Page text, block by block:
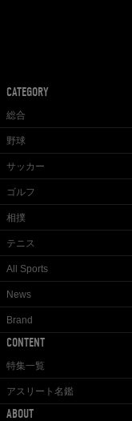
CATEGORY
総合
野球
サッカー
ゴルフ
相撲
テニス
All Sports
News
Brand
CONTENT
特集一覧
アスリート名鑑
ABOUT